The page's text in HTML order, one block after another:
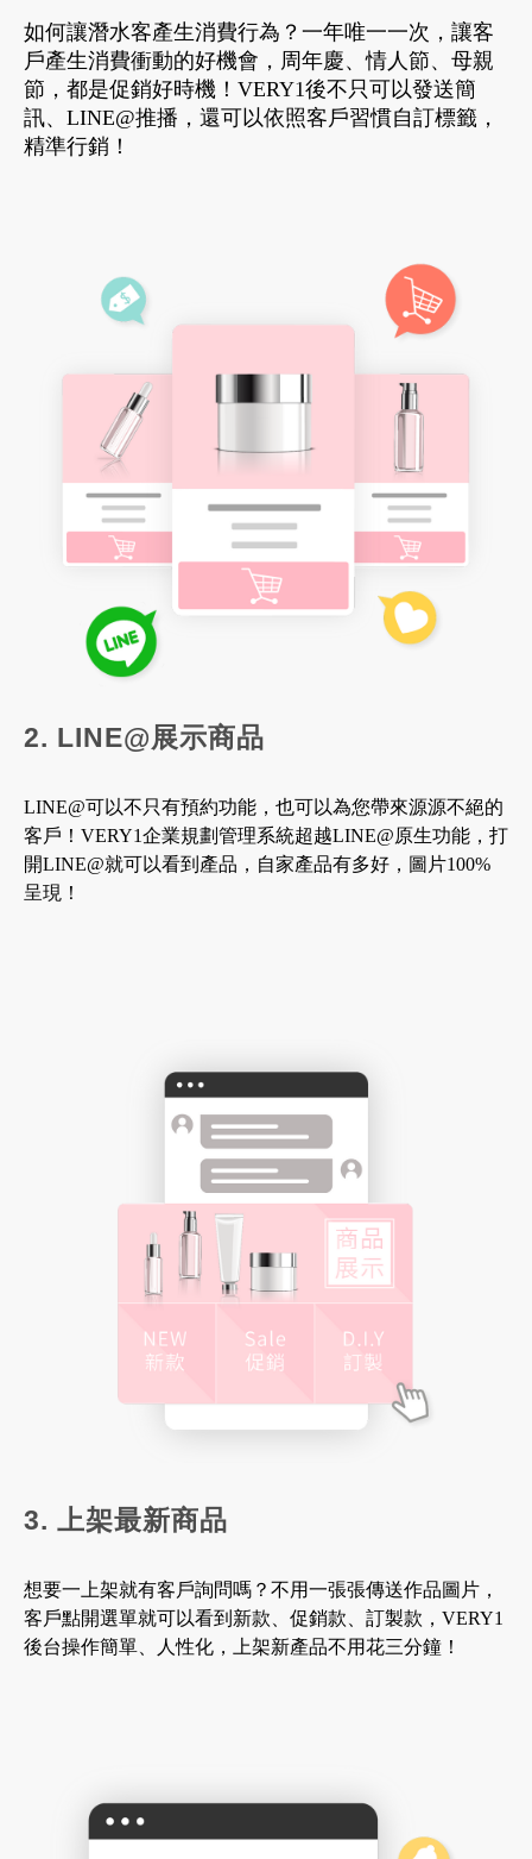
如何讓潛水客產生消費行為？一年唯一一次，讓客
戶產生消費衝動的好機會，周年慶、情人節、母親
節，都是促銷好時機！VERY1後不只可以發送簡
訊、LINE@推播，還可以依照客戶習慣自訂標籤，
精準行銷！
2. LINE@展示商品
LINE@可以不只有預約功能，也可以為您帶來源源不絕的
客戶！VERY1企業規劃管理系統超越LINE@原生功能，打
開LINE@就可以看到產品，自家產品有多好，圖片100%
呈現！
3. 上架最新商品
想要一上架就有客戶詢問嗎？不用一張張傳送作品圖片，
客戶點開選單就可以看到新款、促銷款、訂製款，VERY1
後台操作簡單、人性化，上架新產品不用花三分鐘！